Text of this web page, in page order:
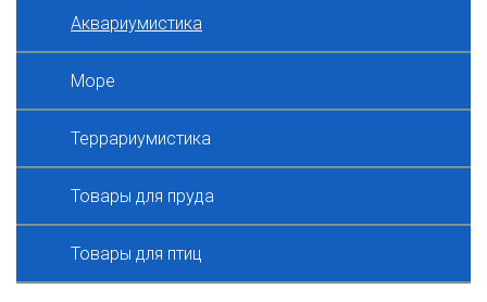
Аквариумистика
Море
Террариумистика
Товары для пруда
Товары для птиц